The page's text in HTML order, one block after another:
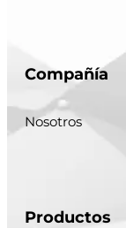
Compañía
Nosotros
Productos